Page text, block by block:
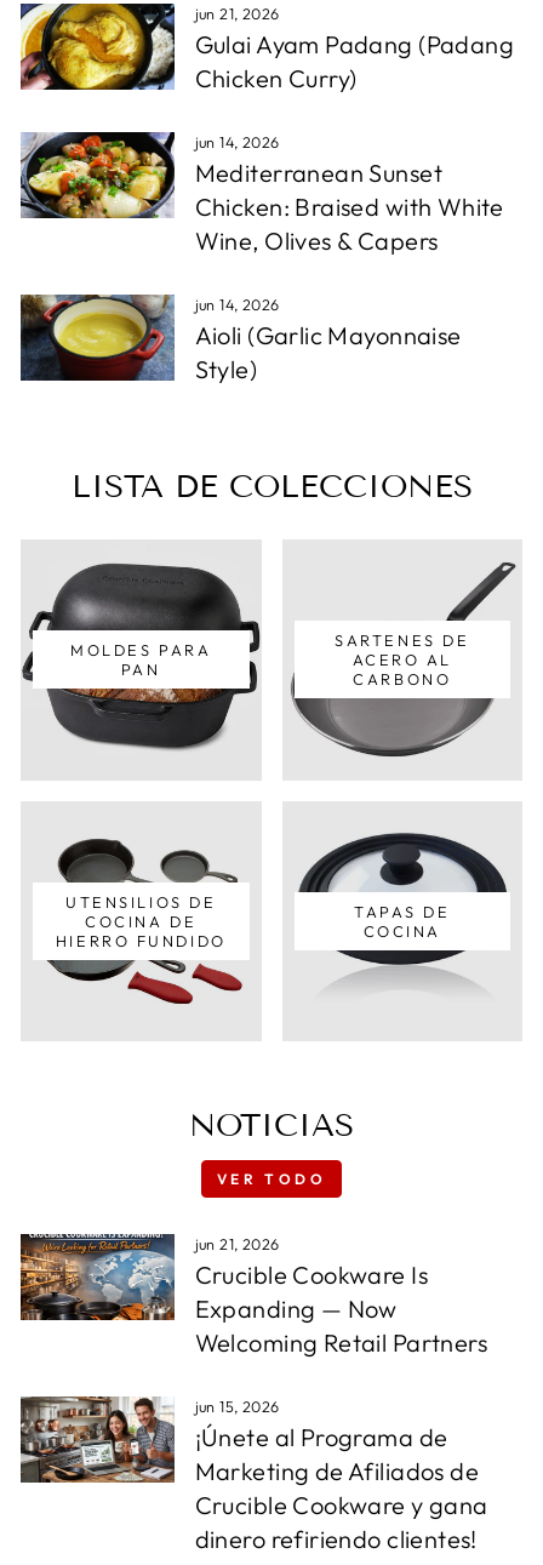
jun 21, 2026
Gulai Ayam Padang (Padang
Chicken Curry)
jun 14, 2026
Mediterranean Sunset
Chicken: Braised with White
Wine, Olives & Capers
jun 14, 2026
Aioli (Garlic Mayonnaise
Style)
LISTA DE COLECCIONES
MOLDES PARA
PAN
SARTENES DE
ACERO AL
CARBONO
UTENSILIOS DE
COCINA DE
HIERRO FUNDIDO
TAPAS DE
COCINA
NOTICIAS
VER TODO
jun 21, 2026
Crucible Cookware Is
Expanding — Now
Welcoming Retail Partners
jun 15, 2026
¡Únete al Programa de
Marketing de Afiliados de
Crucible Cookware y gana
dinero refiriendo clientes!